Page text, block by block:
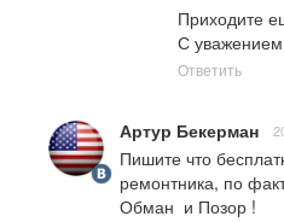
Приходите
С
Ответить
Артур Бекерман
Пишите что
ремонтника, по
Обман  и Позор !